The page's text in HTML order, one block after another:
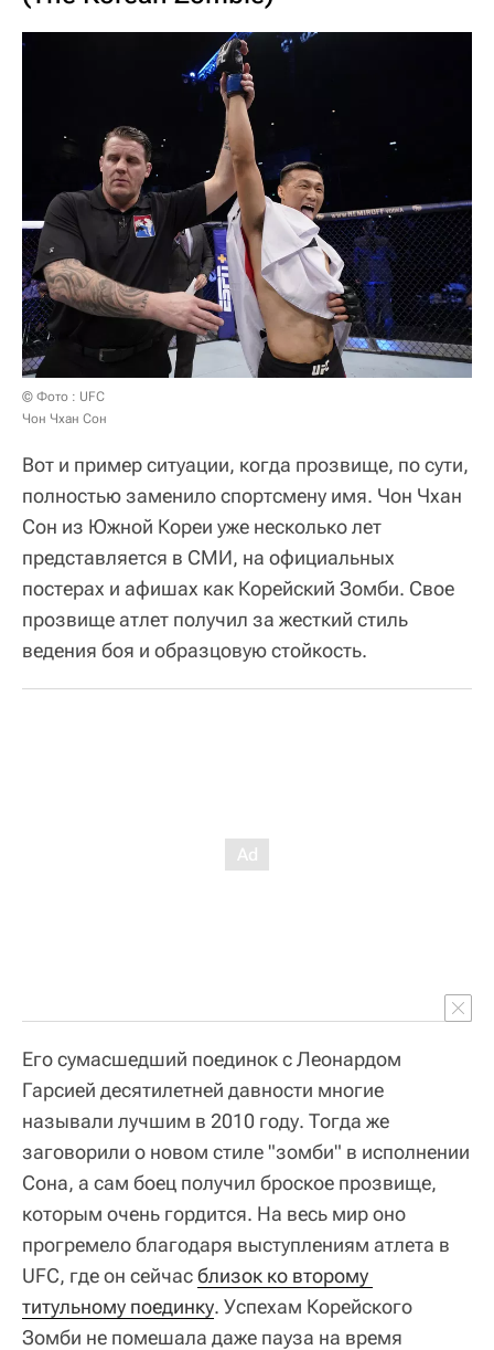
© Фото : UFC
Чон Чхан Сон
Вот и пример ситуации, когда прозвище, по сути,
полностью заменило спортсмену имя. Чон Чхан
Сон из Южной Кореи уже несколько лет
представляется в СМИ, на официальных
постерах и афишах как Корейский Зомби. Свое
прозвище атлет получил за жесткий стиль
ведения боя и образцовую стойкость.
Его сумасшедший поединок с Леонардом
Гарсией десятилетней давности многие
называли лучшим в 2010 году. Тогда же
заговорили о новом стиле "зомби" в исполнении
Сона, а сам боец получил броское прозвище,
которым очень гордится. На весь мир оно
прогремело благодаря выступлениям атлета в
UFC, где он сейчасблизок ко второму
титульному поединку. Успехам Корейского
Зомби не помешала даже пауза на время